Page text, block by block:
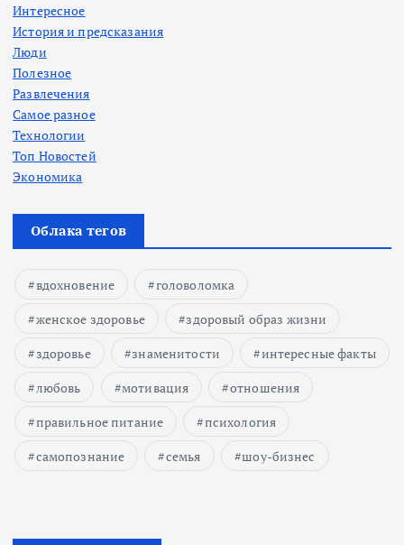
Интересное
История и предсказания
Люди
Полезное
Развлечения
Самое разное
Технологии
Топ Новостей
Экономика
Облака тегов
вдохновение
головоломка
женское здоровье
здоровый образ жизни
здоровье
знаменитости
интересные факты
любовь
мотивация
отношения
правильное питание
психология
самопознание
семья шоу-бизнес